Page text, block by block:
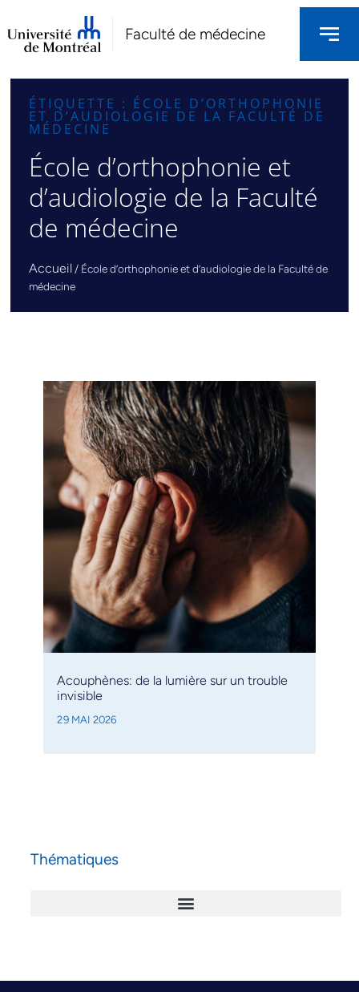
Faculté de médecine
ÉTIQUETTE : ÉCOLE D’ORTHOPHONIE
ET D’AUDIOLOGIE DE LA FACULTÉ DE
MÉDECINE
École d’orthophonie et
d’audiologie de la Faculté
de médecine
Accueil / École d’orthophonie et d’audiologie de la Faculté de
médecine
Acouphènes: de la lumière sur un trouble
invisible
29 MAI 2026
Thématiques